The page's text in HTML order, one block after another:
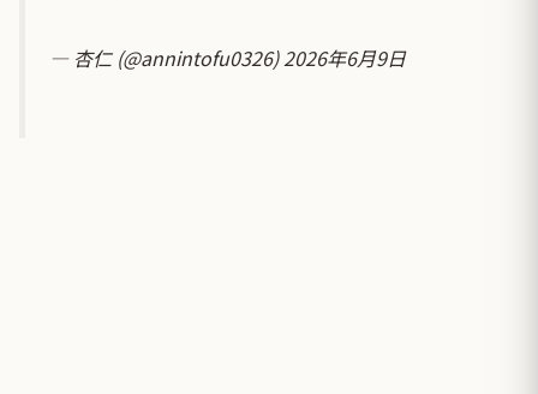
— 杏仁 (@annintofu0326)2026年6月9日